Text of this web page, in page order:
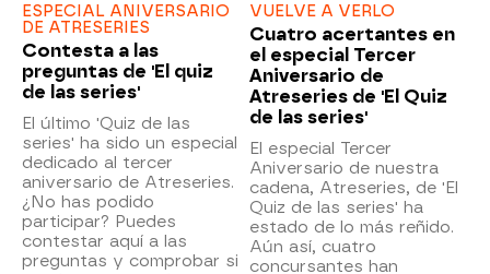
ESPECIAL ANIVERSARIO
DE ATRESERIES
Contesta a las
preguntas de 'El quiz
de las series'
El último 'Quiz de las
series' ha sido un especial
dedicado al tercer
aniversario de Atreseries.
¿No has podido
participar? Puedes
contestar aquí a las
preguntas y comprobar si
VUELVE A VERLO
Cuatro acertantes en
el especial Tercer
Aniversario de
Atreseries de 'El Quiz
de las series'
El especial Tercer
Aniversario de nuestra
cadena, Atreseries, de 'El
Quiz de las series' ha
estado de lo más reñido.
Aún así, cuatro
concursantes han